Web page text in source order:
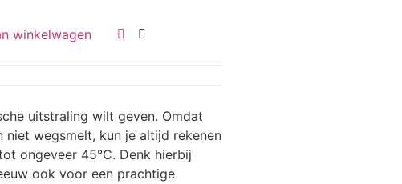
winkelwagen
uitstraling wilt geven. Omdat
wegsmelt, kun je altijd rekenen
ongeveer 45°C. Denk hierbij
ook voor een prachtige